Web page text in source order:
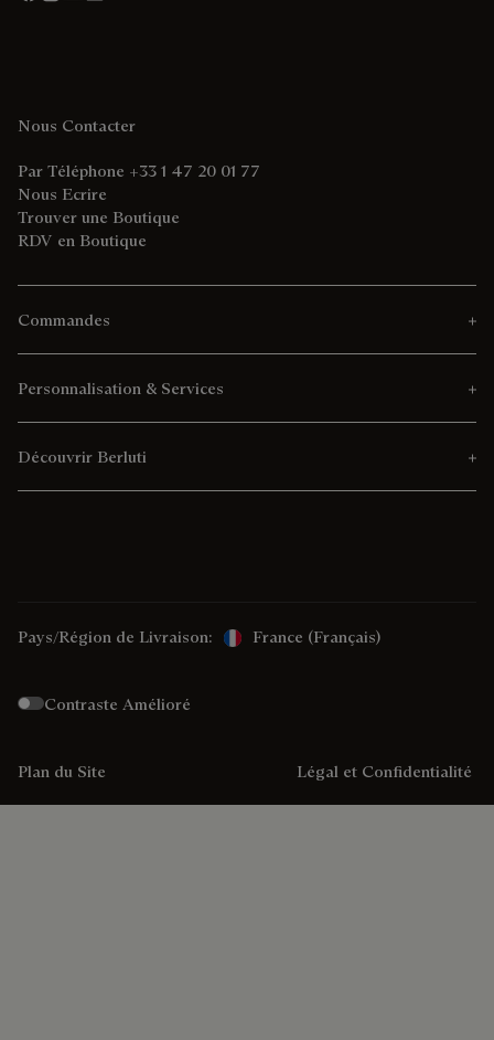
Nous Contacter
Par Téléphone +33 1 47 20 01 77
Nous Ecrire
Trouver une Boutique
RDV en Boutique
Commandes
Personnalisation & Services
Découvrir Berluti
Pays/Région de Livraison: France (français)
Contraste Amélioré
Plan du Site Légal et Confidentialité